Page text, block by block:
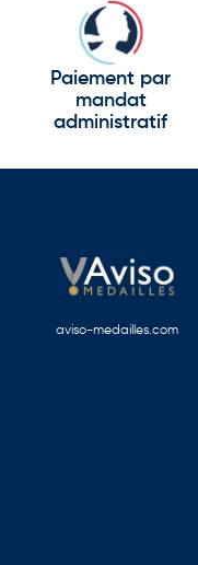
Paiement par
mandat
administratif
aviso-medailles.com